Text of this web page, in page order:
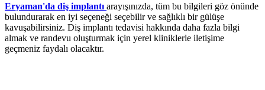
Eryaman'da diş implantı arayışınızda, tüm bu bilgileri göz önünde
bulundurarak en iyi seçeneği seçebilir ve sağlıklı bir gülüşe
kavuşabilirsiniz. Diş implantı tedavisi hakkında daha fazla bilgi
almak ve randevu oluşturmak için yerel kliniklerle iletişime
geçmeniz faydalı olacaktır.